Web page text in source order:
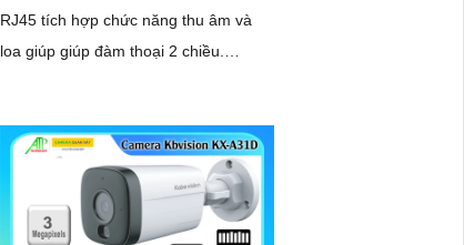
RJ45 tích hợp chức năng thu âm và
loa giúp giúp đàm thoại 2 chiều.
rõ nét ở mọi điều kiện ánh sáng